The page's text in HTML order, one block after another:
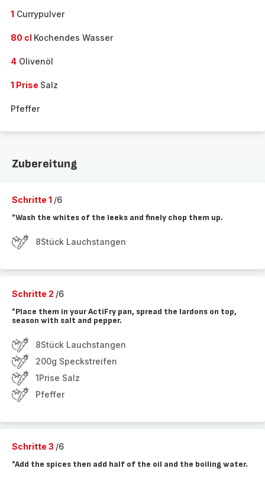
1 Currypulver
80 cl Kochendes Wasser
4 Olivenöl
1 Prise Salz
Pfeffer
Zubereitung
Schritte 1 /6
*Wash the whites of the leeks and finely chop them up.
8Stück Lauchstangen
Schritte 2 /6
*Place them in your ActiFry pan, spread the lardons on top,
season with salt and pepper.
8Stück Lauchstangen
200g Speckstreifen
1Prise Salz
Pfeffer
Schritte 3 /6
*Add the spices then add half of the oil and the boiling water.